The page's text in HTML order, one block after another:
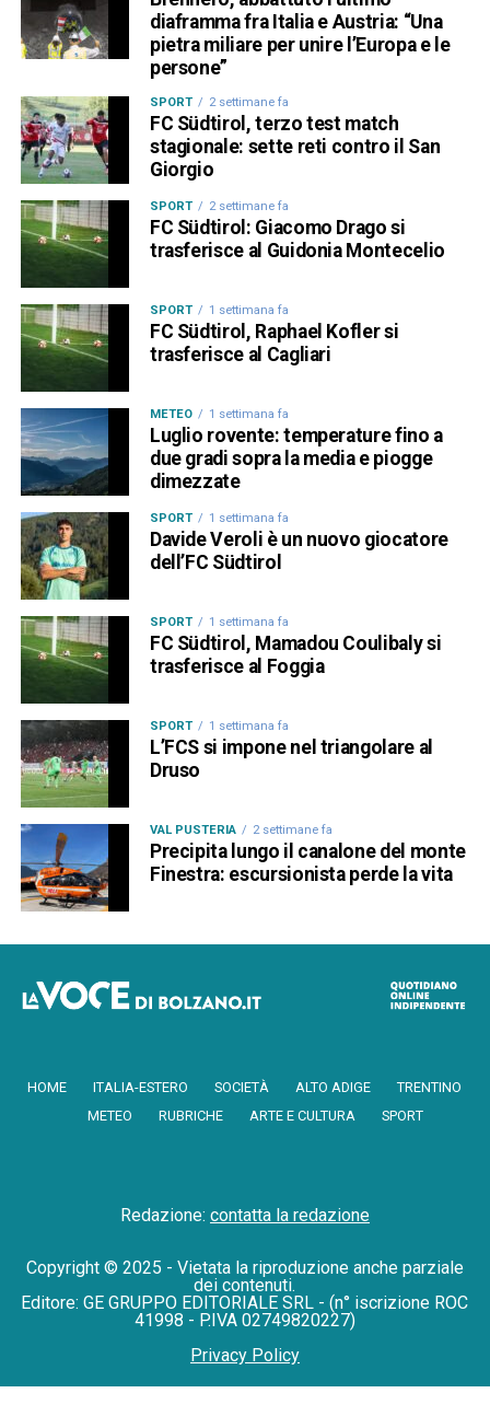
diaframma fra Italia e Austria: “Una
pietra miliare per unire l’Europa e le
persone”
SPORT 2 settimane fa
FC Südtirol, terzo test match
stagionale: sette reti contro il San
Giorgio
SPORT 2 settimane fa
FC Südtirol: Giacomo Drago si
trasferisce al Guidonia Montecelio
SPORT 1 settimana fa
FC Südtirol, Raphael Kofler si
trasferisce al Cagliari
METEO 1 settimana fa
Luglio rovente: temperature fino a
due gradi sopra la media e piogge
dimezzate
SPORT 1 settimana fa
Davide Veroli è un nuovo giocatore
dell’FC Südtirol
SPORT 1 settimana fa
FC Südtirol, Mamadou Coulibaly si
trasferisce al Foggia
SPORT 1 settimana fa
L’FCS si impone nel triangolare al
Druso
VAL PUSTERIA 2 settimane fa
Precipita lungo il canalone del monte
Finestra: escursionista perde la vita
HOME ITALIA-ESTERO SOCIETÀ ALTO ADIGE
TRENTINO
METEO
RUBRICHE ARTE E CULTURA SPORT
Redazione: contatta la redazione
Copyright © 2025 - Vietata la riproduzione anche parziale
dei contenuti.
Editore: GE GRUPPO EDITORIALE SRL - (n° iscrizione ROC
41998 - P.IVA 02749820227)
Privacy Policy